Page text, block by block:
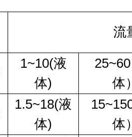
流
1~10(液
体)
体
1.5~18(液
体)
体